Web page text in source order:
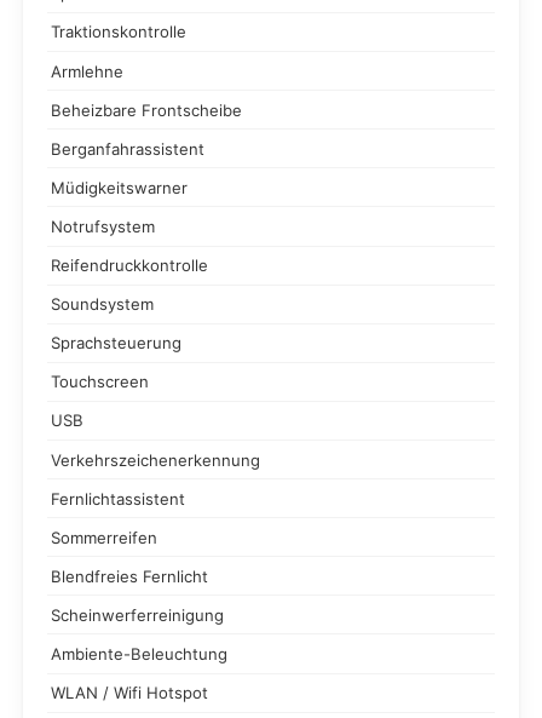
Traktionskontrolle
Armlehne
Beheizbare Frontscheibe
Berganfahrassistent
Müdigkeitswarner
Notrufsystem
Reifendruckkontrolle
Soundsystem
Sprachsteuerung
Touchscreen
USB
Verkehrszeichenerkennung
Fernlichtassistent
Sommerreifen
Blendfreies Fernlicht
Scheinwerferreinigung
Ambiente-Beleuchtung
WLAN / Wifi Hotspot